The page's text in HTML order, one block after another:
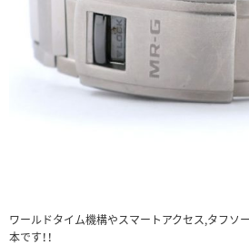
ワールドタイム機構やスマートアクセス,タフソ
本です！！